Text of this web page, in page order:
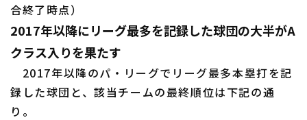
利用規約 プライバシーポリシー
運営会社
合終了時点）
2017年以降にリーグ最多を記録した球団の大半がA
クラス入りを果たす
2017年以降のパ・リーグでリーグ最多本塁打を記
録した球団と、該当チームの最終順位は下記の通
り。